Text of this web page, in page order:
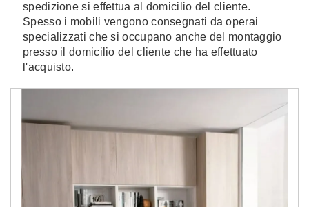
spedizione si effettua al domicilio del cliente.
Spesso i mobili vengono consegnati da operai
specializzati che si occupano anche del montaggio
presso il domicilio del cliente che ha effettuato
l'acquisto.